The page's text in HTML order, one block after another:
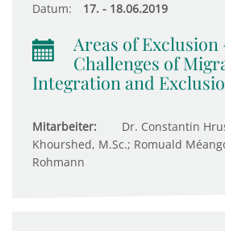
Datum: 17. - 18.06.2019
Areas of Exclusion
Challenges of
Integration and
Mitarbeiter:
Dr. Constantin
Khourshed, M.Sc.; Romuald
Rohmann